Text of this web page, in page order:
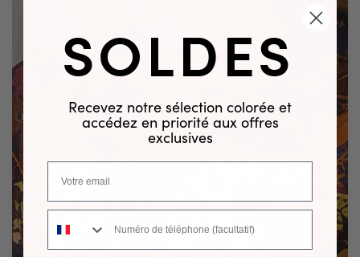
SOLDES
Recevez notre sélection colorée et
accédez en priorité aux offres
exclusives
Numéro de téléphone